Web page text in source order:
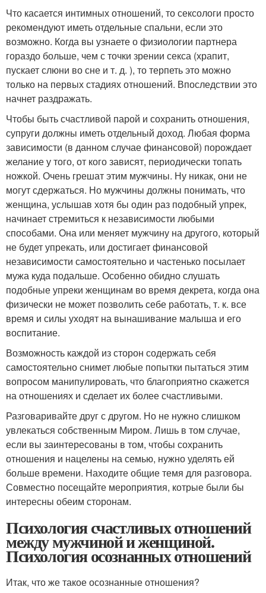
Что касается интимных отношений, то сексологи просто
рекомендуют иметь отдельные спальни, если это
возможно. Когда вы узнаете о физиологии партнера
гораздо больше, чем с точки зрении секса (храпит,
пускает слюни во сне и т. д. ), то терпеть это можно
только на первых стадиях отношений. Впоследствии это
начнет раздражать.
Чтобы быть счастливой парой и сохранить отношения,
супруги должны иметь отдельный доход. Любая форма
зависимости (в данном случае финансовой) порождает
желание у того, от кого зависят, периодически топать
ножкой. Очень грешат этим мужчины. Ну никак, они не
могут сдержаться. Но мужчины должны понимать, что
женщина, услышав хотя бы один раз подобный упрек,
начинает стремиться к независимости любыми
способами. Она или меняет мужчину на другого, который
не будет упрекать, или достигает финансовой
независимости самостоятельно и частенько посылает
мужа куда подальше. Особенно обидно слушать
подобные упреки женщинам во время декрета, когда она
физически не может позволить себе работать, т. к. все
время и силы уходят на вынашивание малыша и его
воспитание.
Возможность каждой из сторон содержать себя
самостоятельно снимет любые попытки пытаться этим
вопросом манипулировать, что благоприятно скажется
на отношениях и сделает их более счастливыми.
Разговаривайте друг с другом. Но не нужно слишком
увлекаться собственным Миром. Лишь в том случае,
если вы заинтересованы в том, чтобы сохранить
отношения и нацелены на семью, нужно уделять ей
больше времени. Находите общие темя для разговора.
Совместно посещайте мероприятия, котрые были бы
интересны обеим сторонам.
Психология счастливых отношений
между мужчиной и женщиной.
Психология осознанных отношений
Итак, что же такое осознанные отношения?